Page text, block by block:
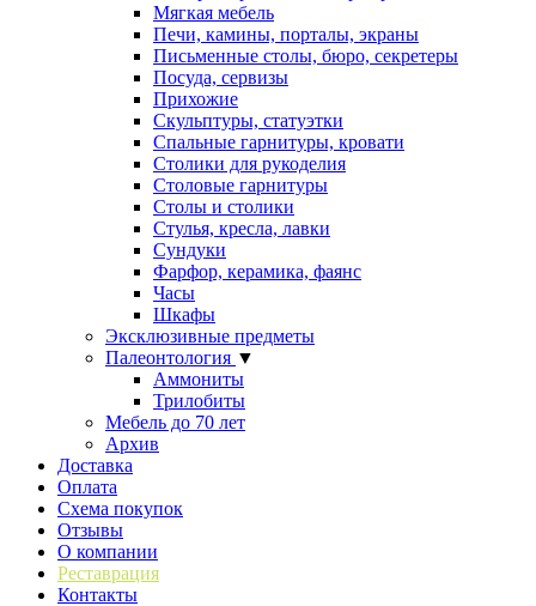
Мягкая мебель
Печи, камины, порталы, экраны
Письменные столы, бюро, секретеры
Посуда, сервизы
Прихожие
Скульптуры, статуэтки
Спальные гарнитуры, кровати
Столики для рукоделия
Столовые гарнитуры
Столы и столики
Стулья, кресла, лавки
Сундуки
Фарфор, керамика, фаянс
Часы
Шкафы
Эксклюзивные предметы
Палеонтология ▼
Аммониты
Трилобиты
Мебель до 70 лет
Архив
Доставка
Оплата
Схема покупок
Отзывы
О компании
Реставрация
Контакты